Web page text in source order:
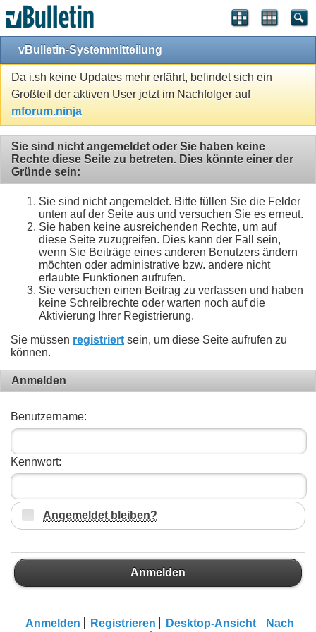
vBulletin-Systemmitteilung
Da i.sh keine Updates mehr erfährt, befindet sich ein
Großteil der aktiven User jetzt im Nachfolger auf
mforum.ninja
Sie sind nicht angemeldet oder Sie haben keine
Rechte diese Seite zu betreten. Dies könnte einer der
Gründe sein:
Sie sind nicht angemeldet. Bitte füllen Sie die Felder
unten auf der Seite aus und versuchen Sie es erneut.
Sie haben keine ausreichenden Rechte, um auf
diese Seite zuzugreifen. Dies kann der Fall sein,
wenn Sie Beiträge eines anderen Benutzers ändern
möchten oder administrative bzw. andere nicht
erlaubte Funktionen aufrufen.
Sie versuchen einen Beitrag zu verfassen und haben
keine Schreibrechte oder warten noch auf die
Aktivierung Ihrer Registrierung.
Sie müssen registriert sein, um diese Seite aufrufen zu
können.
Anmelden
Benutzername:
Kennwort:
Angemeldet bleiben?
Anmelden
Anmelden Registrieren Desktop-Ansicht
Nach